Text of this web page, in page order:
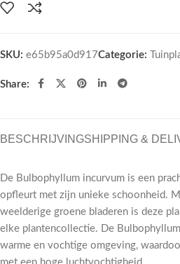
SKU: e65b95a0d917Categorie:
Share:
BESCHRIJVINGSHIPPING &
De Bulbophyllum incurvum is een
opfleurt met zijn unieke schoonheid.
weelderige groene bladeren is deze
elke plantencollectie. De
warme en vochtige omgeving,